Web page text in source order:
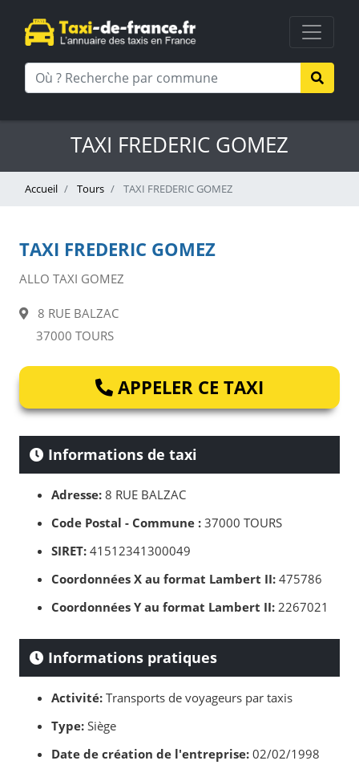
TAXI FREDERIC GOMEZ
Accueil Tours TAXI FREDERIC GOMEZ
TAXI FREDERIC GOMEZ
ALLO TAXI GOMEZ
8 RUE BALZAC
37000 TOURS
APPELER CE TAXI
Informations de taxi
Adresse: 8 RUE BALZAC
Code Postal - Commune : 37000 TOURS
SIRET: 41512341300049
Coordonnées X au format Lambert II: 475786
Coordonnées Y au format Lambert II: 2267021
Informations pratiques
Activité: Transports de voyageurs par taxis
Type: Siège
Date de création de l'entreprise: 02/02/1998